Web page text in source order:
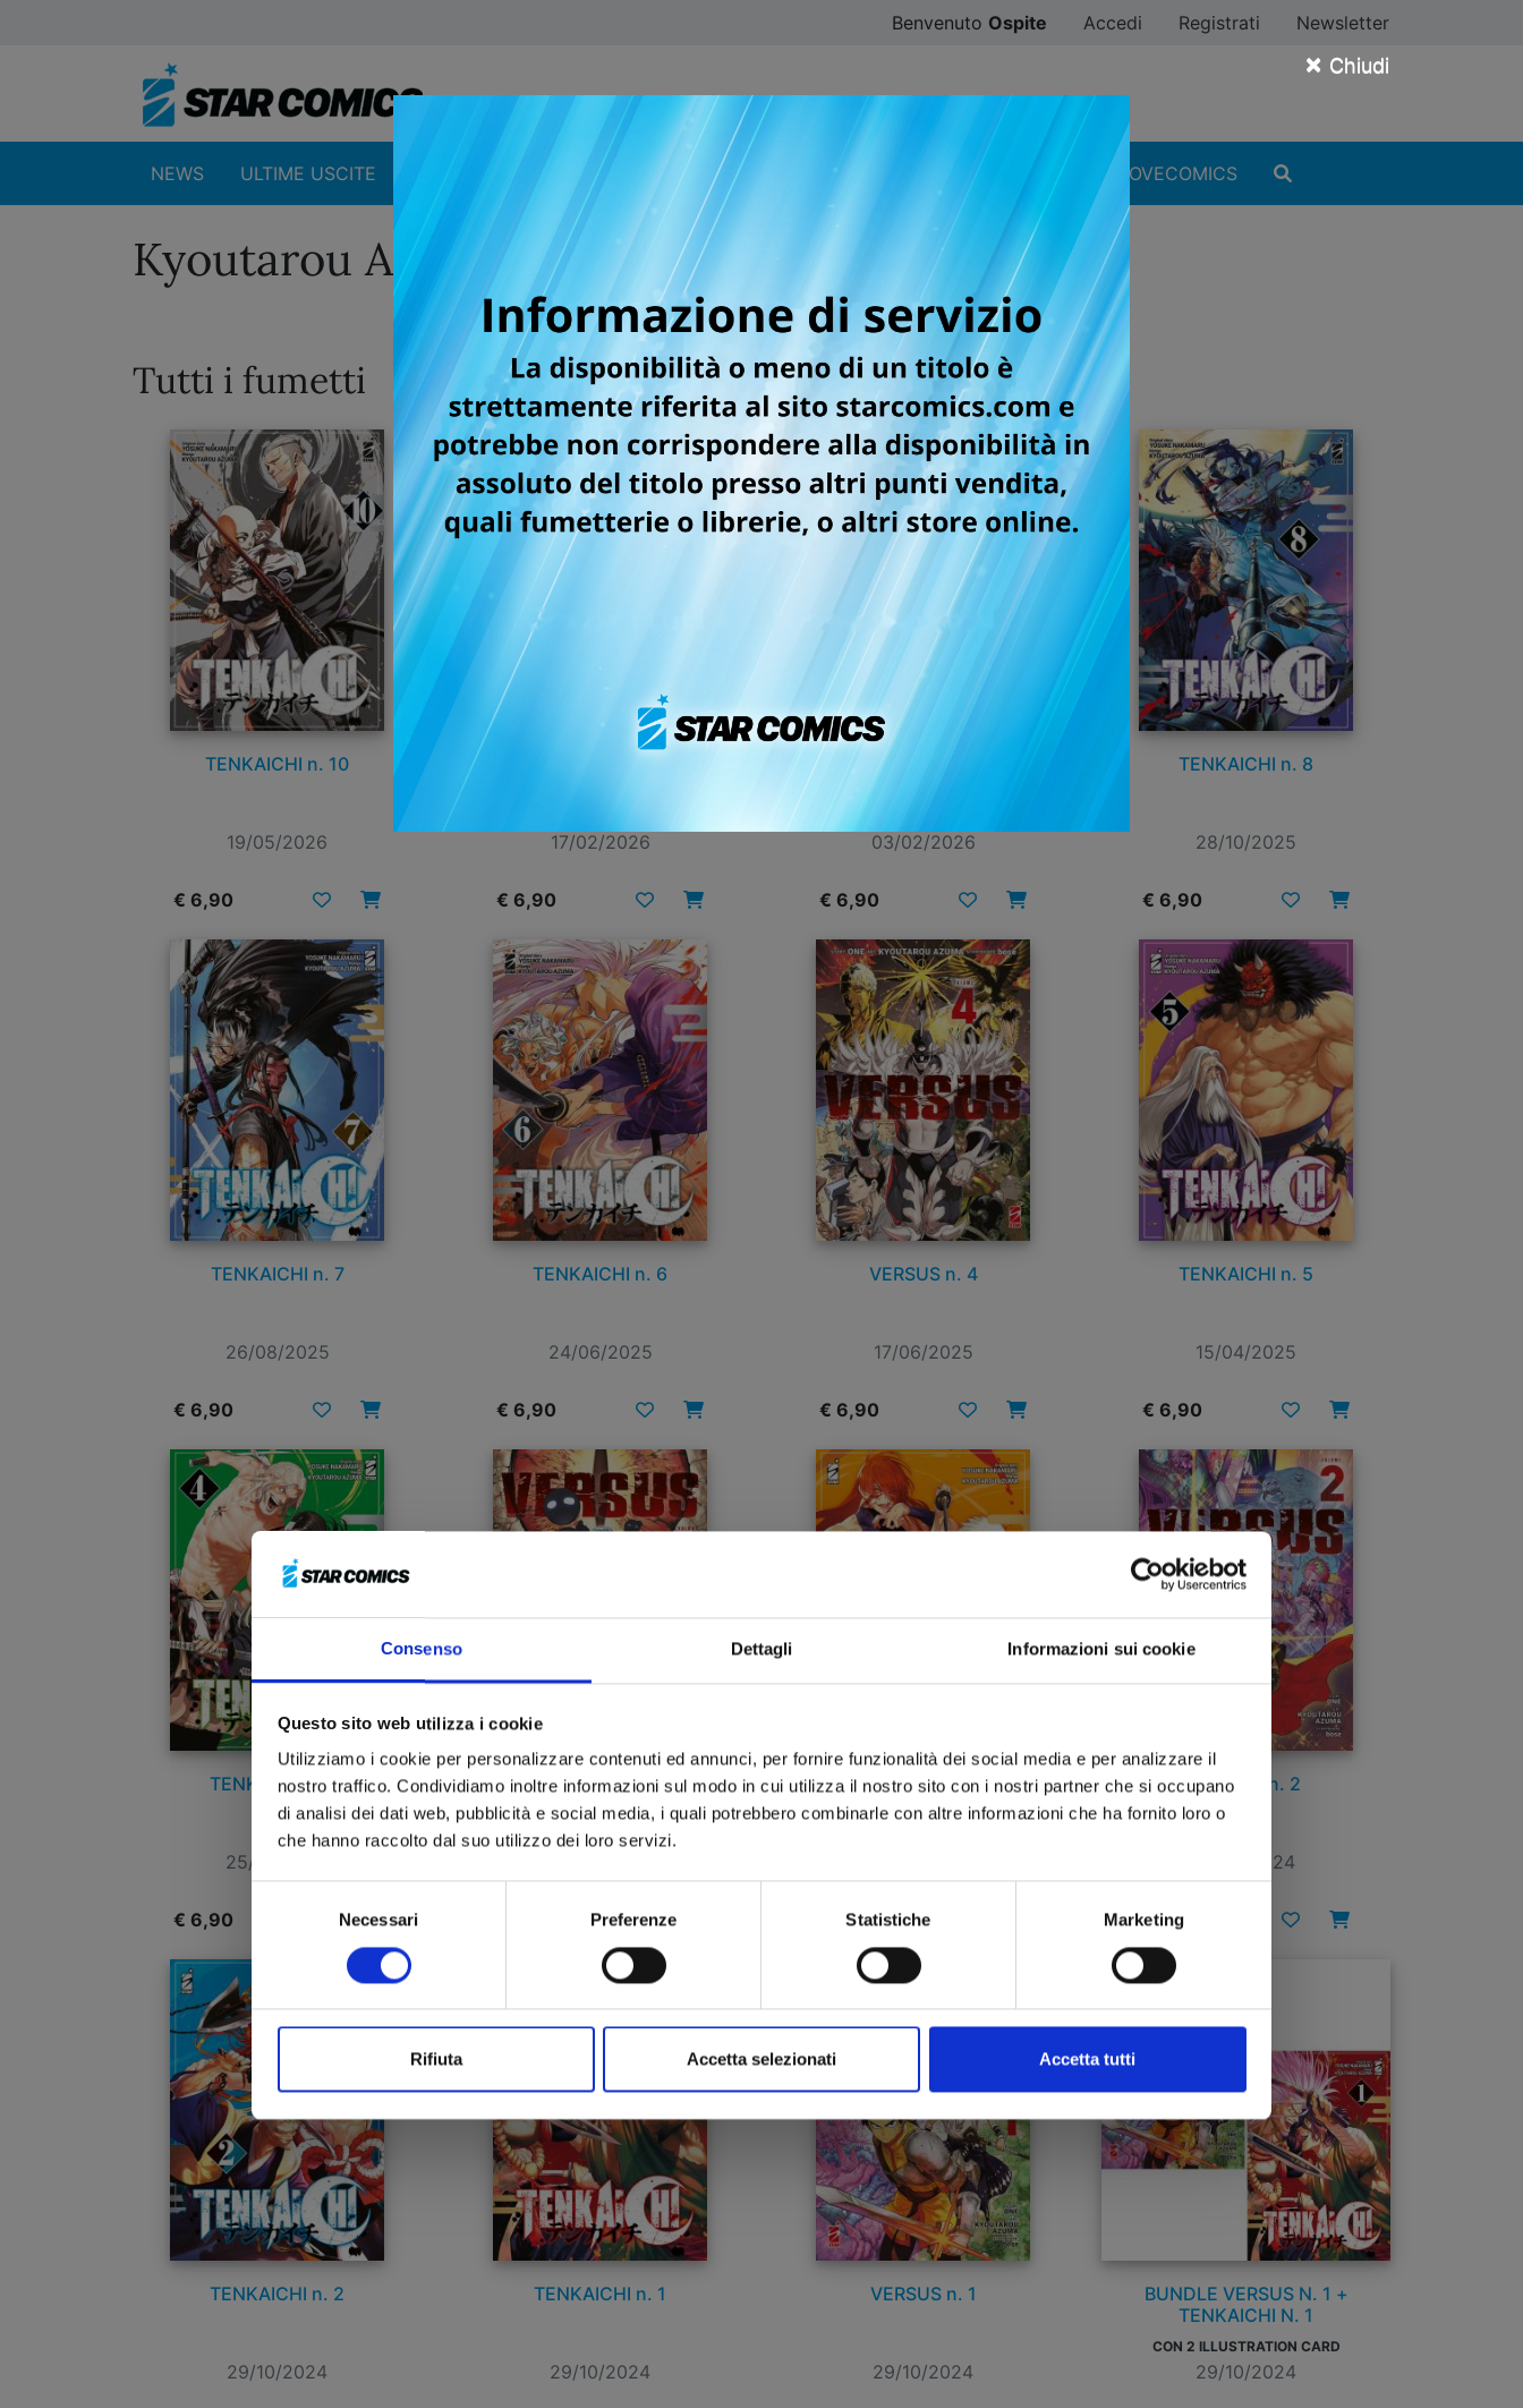
Consenso Dettagli Informazioni sui cookie
Questo sito web utilizza i cookie
Utilizziamo i cookie per personalizzare contenuti ed annunci, per fornire funzionalità dei social media e per analizzare il
nostro traffico. Condividiamo inoltre informazioni sul modo in cui utilizza il nostro sito con i nostri partner che si occupano
di analisi dei dati web, pubblicità e social media, i quali potrebbero combinarle con altre informazioni che ha fornito loro o
che hanno raccolto dal suo utilizzo dei loro servizi.
Necessari Preferenze Statistiche Marketing
Rifiuta Accetta selezionati Accetta tutti
× Chiudi
Benvenuto Ospite Accedi Registrati Newsletter
NEWS ULTIME USCITE CATALOGO SFOGLIA ONLINE DIGISTAR #ILOVEMANGA #ILOVECOMICS
Kyoutarou Azuma
Tutti i fumetti
TENKAICHI n. 10
19/05/2026
€ 6,90
17/02/2026
€ 6,90
VERSUS n. 5
03/02/2026
€ 6,90
TENKAICHI n. 8
28/10/2025
€ 6,90
TENKAICHI n. 7
26/08/2025
€ 6,90
TENKAICHI n. 6
24/06/2025
€ 6,90
VERSUS n. 4
17/06/2025
€ 6,90
TENKAICHI n. 5
15/04/2025
€ 6,90
TENKAICHI n. 4
25/02/2025
€ 6,90
VERSUS n. 3 TENKAICHI n. 3
€ 6,90
VERSUS n. 2
26/11/2024
€ 6,90
TENKAICHI n. 2
29/10/2024
TENKAICHI n. 1
29/10/2024
VERSUS n. 1
29/10/2024
BUNDLE VERSUS N. 1 +
TENKAICHI N. 1
CON 2 ILLUSTRATION CARD
29/10/2024